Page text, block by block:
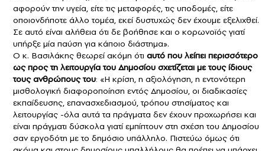
αφορούν την υγεία, είτε τις μεταφορές, τις υποδομές, είτε
οποιονδήποτε άλλο τομέα, εκεί δυστυχώς δεν έχουμε εξελιχθεί.
Σε αυτό είναι αλήθεια ότι δε βοήθησε και ο κορωνοϊός γιατί
υπήρξε μία παύση για κάποιο διάστημα».
Ο κ. Βασιλάκης θεωρεί ακόμη ότι αυτό που λείπει περισσότερο
ως προς τη λειτουργία του Δημοσίου σχετίζεται με τους ίδιους
τους ανθρώπους του: «Η κρίση, η αξιολόγηση, η εντονότερη
μισθολογική διαφοροποίηση εντός Δημοσίου, οι διαδικασίες
εκπαίδευσης, επανασχεδιασμού, τρόπου στησίματος και
λειτουργίας -όλα αυτά τα πράγματα δεν έχουν προχωρήσει και
είναι πράγματι δύσκολα γιατί εμπίπτουν στη σχέση του Δημοσίου
σαν εργοδότη με το δημόσιο υπάλληλο. Πιστεύω όμως ότι